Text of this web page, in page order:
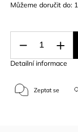
Můžeme doručit do:
Detailní informace
Zeptat se